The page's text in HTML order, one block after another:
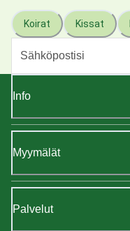
Koirat Kissat
Info
Myymälät
Palvelut